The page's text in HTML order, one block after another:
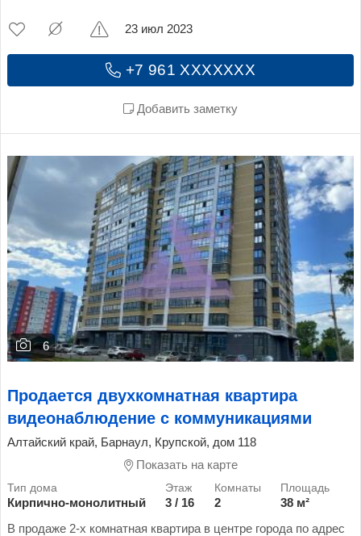
+7 961 XXXXXXX
Добавить заметку
23 июл 2023
6
Продается двухкомнатная квартира
видеонаблюдение с коммуникациями
Алтайский край, Барнаул, Крупской, дом 118
Показать на карте
Кирпично-монолитный 3 / 16 2
38 м²
В продаже 2-х комнатная квартира в центре города по адрес